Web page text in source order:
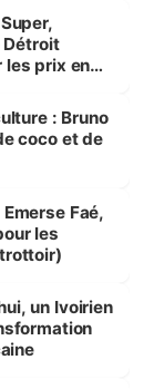
Détroit
les prix en
: Bruno
coco et de
Faé,
les
un Ivoirien